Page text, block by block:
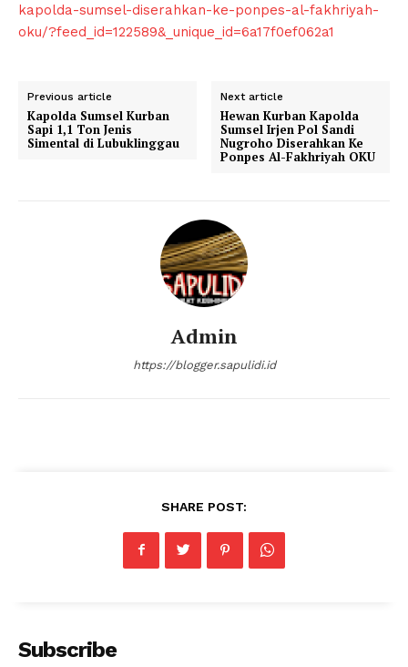
News Week
Magazine PRO
SUBSCRIBE NOW
Subscription Plans
Klinik Gigi Surabaya
kapolda-sumsel-diserahkan-ke-ponpes-al-fakhriyah-
oku/?feed_id=122589&_unique_id=6a17f0ef062a1
Previous article
Kapolda Sumsel Kurban
Sapi 1,1 Ton Jenis
Simental di Lubuklinggau
Next article
Hewan Kurban Kapolda
Sumsel Irjen Pol Sandi
Nugroho Diserahkan Ke
Ponpes Al-Fakhriyah OKU
Admin
https://blogger.sapulidi.id
SHARE POST:
Subscribe